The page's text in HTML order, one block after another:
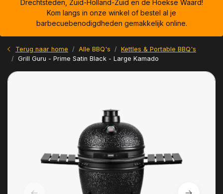
Drechtsteden, Zuid-Holland-Zuid en de Hoekse Waard!
Kom langs in onze winkel of bestel al je
barbecuebenodigdheden gemakkelijk online.
Terug naar home Alle BBQ's
Kettles & Portable BBQ's
Grill Guru - Prime Satin Black - Large Kamado